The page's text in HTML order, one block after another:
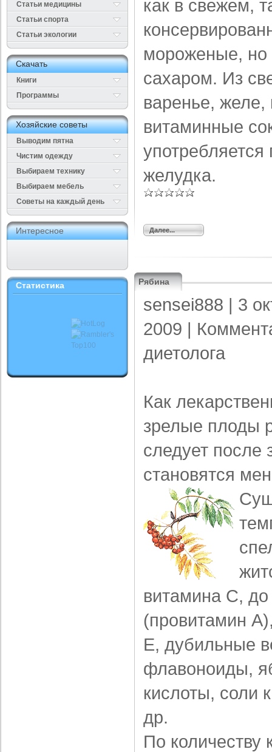
Cтатьи медицины
Статьи спорта
Статьи экологии
Cкачать
Книги
Программы
Хозяйские советы
Выводим пятна
Чистим одежду
Выбираем технику
Выбираем мебель
Cоветы на каждый день
Интересное
Статистика
как в свежем,
мороженые,
сахаром. Из
варенье, желе,
витаминные
желудка.
Далее...
Рябина
sensei888 | 3
2009 |
диетолога
Как
зрелые плоды
сле­дует после
становятся
витамина С, до
(провитамин
Е, дубильные
флавоноиды,
кислоты, соли
др.
По количеству